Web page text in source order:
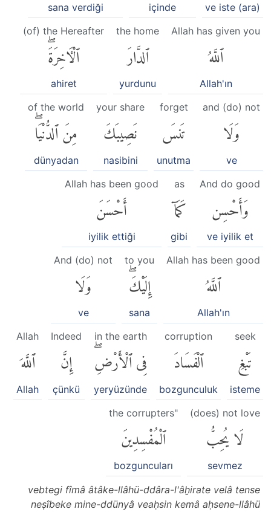
ve iste (ara)
içinde
sana verdiği
Allah has given you
ٱللَّهُ
Allah'ın
the home
ٱلدَّارَ
yurdunu
(of) the Hereafter
ٱلْءَاخِرَةَۖ
ahiret
and (do) not
وَلَا
ve
forget
تَنسَ
unutma
your share
نَصِيبَكَ
nasibini
of the world
مِنَ ٱلدُّنْيَاۖ
dünyadan
And do good
وَأَحْسِن
ve iyilik et
as
كَمَآ
gibi
Allah has been good
أَحْسَنَ
iyilik ettiği
Allah has been good
ٱللَّهُ
Allah'ın
to you
إِلَيْكَۖ
sana
And (do) not
وَلَا
ve
seek
تَبْغِ
isteme
corruption
ٱلْفَسَادَ
bozgunculuk
in the earth
فِى ٱلْأَرْضِۖ
yeryüzünde
Indeed
إِنَّ
çünkü
Allah
ٱللَّهَ
Allah
(does) not love
لَا يُحِبُّ
sevmez
the corrupters"
ٱلْمُفْسِدِينَ
bozguncuları
vebtegi fîmâ âtâke-llâhü-ddâra-l'âḫirate velâ tense
neṣîbeke mine-ddünyâ veaḥsin kemâ aḥsene-llâhü